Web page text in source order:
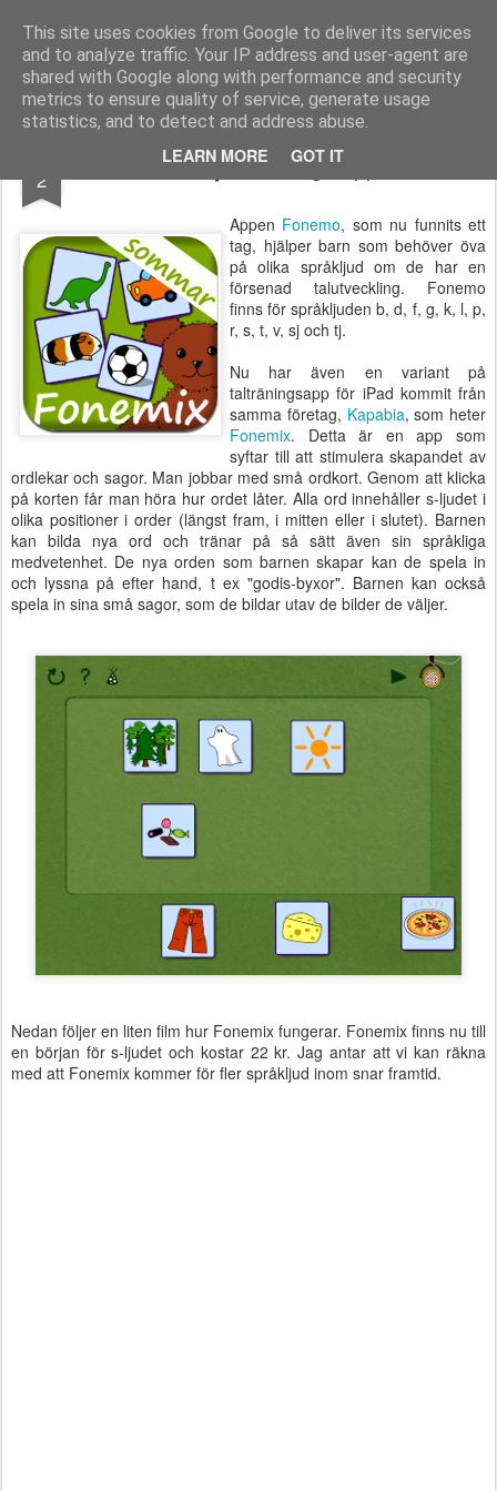
This site uses cookies from Google to deliver its services
and to analyze traffic. Your IP address and user-agent are
shared with Google along with performance and security
metrics to ensure quality of service, generate usage
statistics, and to detect and address abuse.
LEARN MORE GOT IT
Logopeden i skolan En blogg om språk-, läs- och skrivsvårigheter och assisterande teknik
Pages
2 Fonemix - Ny taltränings-app för iPad
Appen Fonemo, som nu funnits ett
tag, hjälper barn som behöver öva
på olika språkljud om de har en
försenad talutveckling. Fonemo
finns för språkljuden b, d, f, g, k, l, p,
r, s, t, v, sj och tj.
Nu har även en variant på
talträningsapp för iPad kommit från
samma företag, Kapabia, som heter
Fonemix. Detta är en app som
syftar till att stimulera skapandet av
ordlekar och sagor. Man jobbar med små ordkort. Genom att klicka
på korten får man höra hur ordet låter. Alla ord innehåller s-ljudet i
olika positioner i order (längst fram, i mitten eller i slutet). Barnen
kan bilda nya ord och tränar på så sätt även sin språkliga
medvetenhet. De nya orden som barnen skapar kan de spela in
och lyssna på efter hand, t ex "godis-byxor". Barnen kan också
spela in sina små sagor, som de bildar utav de bilder de väljer.
Nedan följer en liten film hur Fonemix fungerar. Fonemix finns nu till
en början för s-ljudet och kostar 22 kr. Jag antar att vi kan räkna
med att Fonemix kommer för fler språkljud inom snar framtid.